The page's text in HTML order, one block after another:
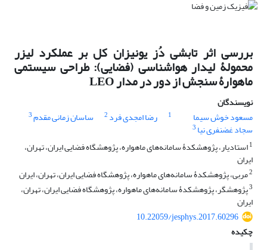
بررسی اثر تابشی دُز یونیزان کل بر عملکرد لیزر
محمولۀ لیدار هواشناسی (فضایی): طراحی سیستمی
ماهوارۀ سنجش از دور در مدار LEO
نویسندگان
مسعود خوش سیما
1 رضا امجدی فرد 2 ساسان زمانی مقدم3
سجاد غضنفری نیا 3
1استادیار، پژوهشکدۀ سامانه‌های ماهواره، پژوهشگاه فضایی ایران، تهران،
ایران
2مربی، پژوهشکدۀ سامانه‌های ماهواره، پژوهشگاه فضایی ایران، تهران، ایران
3پژوهشگر، پژوهشکدۀ سامانه‌های ماهواره، پژوهشگاه فضایی ایران، تهران،
ایران
10.22059/jesphys.2017.60296
چکیده